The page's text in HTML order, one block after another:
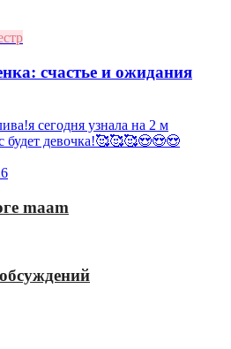
счастье и ожидания
сегодня узнала на 2 м
будет девочка!🥰🥰🥰😍😍😍
maam